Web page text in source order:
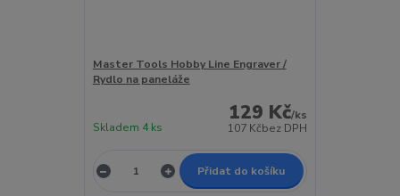
Master Tools Hobby Line Engraver /
Rydlo na paneláže
129 Kč/ks
107 Kčbez DPH
Skladem 4 ks
Přidat do košíku